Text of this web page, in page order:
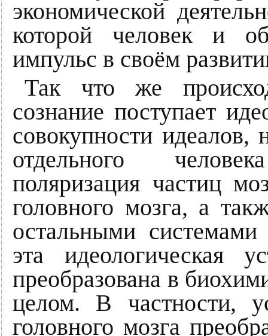
экономической
которой человек и
импульс в своём
Так что же
сознание поступает
совокупности
отдельного
поляризация частиц
головного мозга, а
остальными системами
эта идеологическая
преобразована в
целом. В частности,
головного мозга